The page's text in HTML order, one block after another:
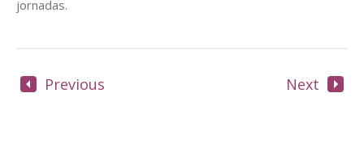
jornadas.
Previous Next